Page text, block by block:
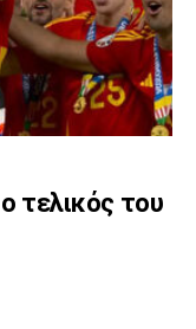
τελικός του